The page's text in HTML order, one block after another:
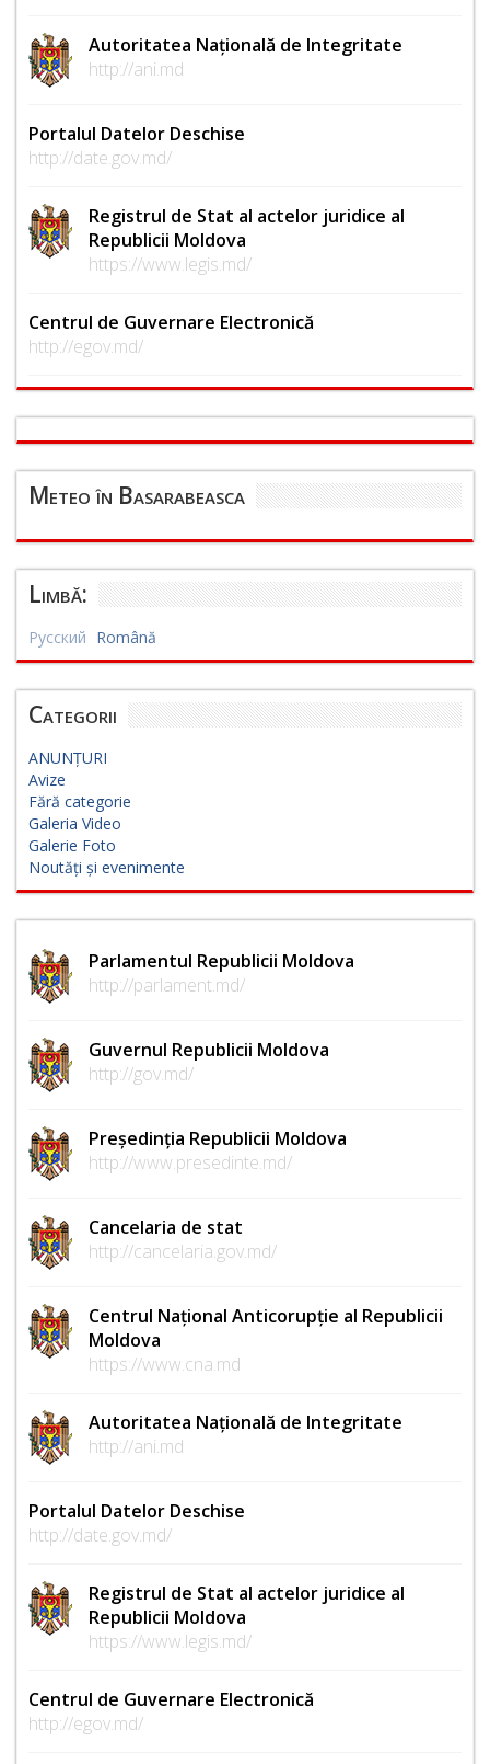
Autoritatea Națională de Integritate
http://ani.md
Portalul Datelor Deschise
http://date.gov.md/
Registrul de Stat al actelor juridice al
Republicii Moldova
https://www.legis.md/
Centrul de Guvernare Electronică
http://egov.md/
Meteo în Basarabeasca
Limbă:
Русский Română
Categorii
ANUNȚURI
Avize
Fără categorie
Galeria Video
Galerie Foto
Noutăți și evenimente
Parlamentul Republicii Moldova
http://parlament.md/
Guvernul Republicii Moldova
http://gov.md/
Președinția Republicii Moldova
http://www.presedinte.md/
Cancelaria de stat
http://cancelaria.gov.md/
Centrul Național Anticorupție al Republicii
Moldova
https://www.cna.md
Autoritatea Națională de Integritate
http://ani.md
Portalul Datelor Deschise
http://date.gov.md/
Registrul de Stat al actelor juridice al
Republicii Moldova
https://www.legis.md/
Centrul de Guvernare Electronică
http://egov.md/